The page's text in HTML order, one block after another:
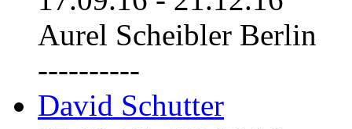
Aurel Scheibler Berlin
----------
David Schutter